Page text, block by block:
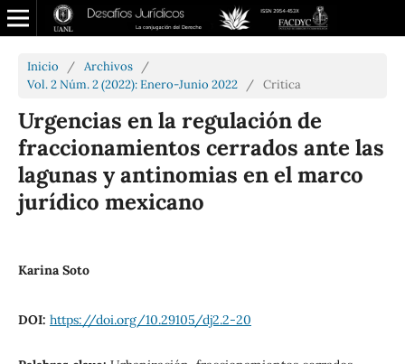
Inicio / Archivos
/
Vol. 2 Núm. 2 (2022): Enero-Junio 2022
/ Critica
Urgencias en la regulación de
fraccionamientos cerrados ante las
lagunas y antinomias en el marco
jurídico mexicano
Karina Soto
DOI: https://doi.org/10.29105/dj2.2-20